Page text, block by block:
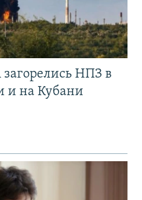
НПЗ в
и на Кубани